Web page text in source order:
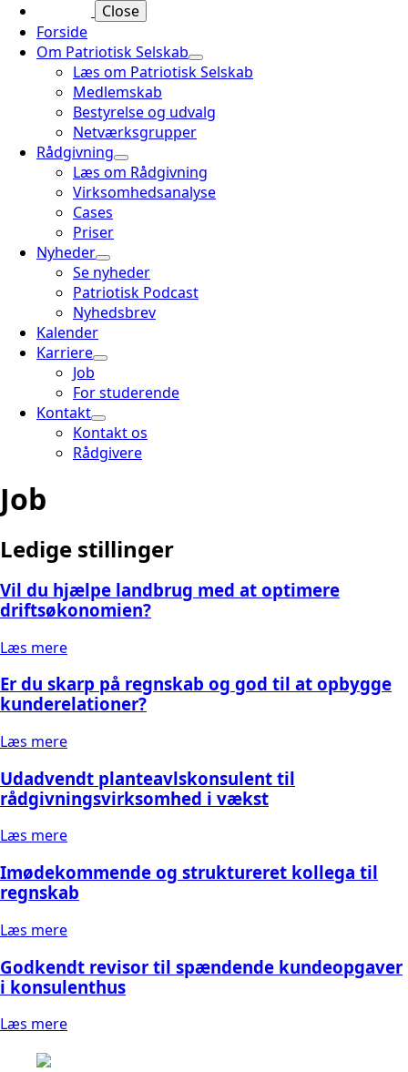
Close
Forside
Om Patriotisk Selskab
Læs om Patriotisk Selskab
Medlemskab
Bestyrelse og udvalg
Netværksgrupper
Rådgivning
Læs om Rådgivning
Virksomhedsanalyse
Cases
Priser
Nyheder
Se nyheder
Patriotisk Podcast
Nyhedsbrev
Kalender
Karriere
Job
For studerende
Kontakt
Kontakt os
Rådgivere
Job
Ledige stillinger
Vil du hjælpe landbrug med at optimere
driftsøkonomien?
Læs mere
Er du skarp på regnskab og god til at opbygge
kunderelationer?
Læs mere
Udadvendt planteavlskonsulent til
rådgivningsvirksomhed i vækst
Læs mere
Imødekommende og struktureret kollega til
regnskab
Læs mere
Godkendt revisor til spændende kundeopgaver
i konsulenthus
Læs mere